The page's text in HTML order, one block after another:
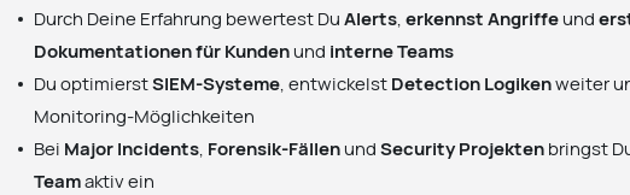
Durch Deine Erfahrung bewertest DuAlerts, erkennst Angriffe und
Dokumentationen für Kunden und interne Teams
Du optimierstSIEM-Systeme, entwickelst Detection Logikenweiter
Monitoring-Möglichkeiten
Bei Major Incidents, Forensik-Fällen und Security Projekten bringst
Teamaktiv ein